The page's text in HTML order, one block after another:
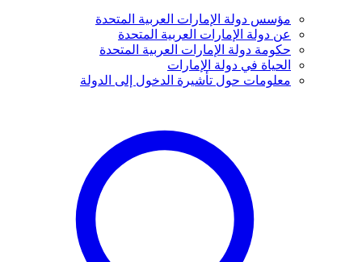
مؤسس دولة الإمارات العربية المتحدة
عن دولة الإمارات العربية المتحدة
حكومة دولة الإمارات العربية المتحدة
الحياة في دولة الإمارات
معلومات حول تأشيرة الدخول إلى الدولة